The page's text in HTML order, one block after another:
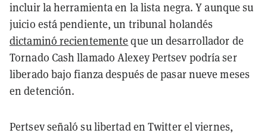
incluir la herramienta en la lista negra. Y aunque su
juicio está pendiente, un tribunal holandés
dictaminó recientemente que un desarrollador de
Tornado Cash llamado Alexey Pertsev podría ser
liberado bajo fianza después de pasar nueve meses
en detención.
Pertsev señaló su libertad en Twitter el viernes,